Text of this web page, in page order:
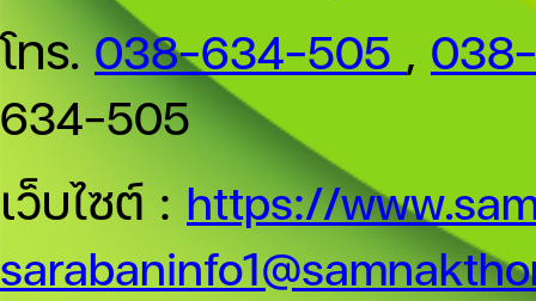
โทร.038-634-505 ,
634-505
เว็บไซต์ : https://